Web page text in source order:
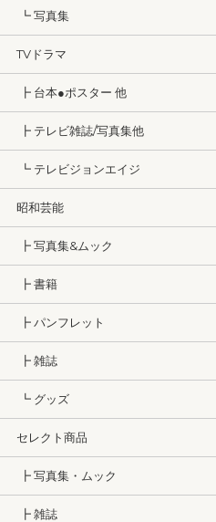
┗ 写真集
TVドラマ
┣ 台本●ポスター 他
┣ テレビ雑誌/写真集他
┗ テレビジョンエイジ
昭和芸能
┣ 写真集&ムック
┣ 書籍
┣ パンフレット
┣ 雑誌
┗ グッズ
セレクト商品
┣ 写真集・ムック
┣ 雑誌